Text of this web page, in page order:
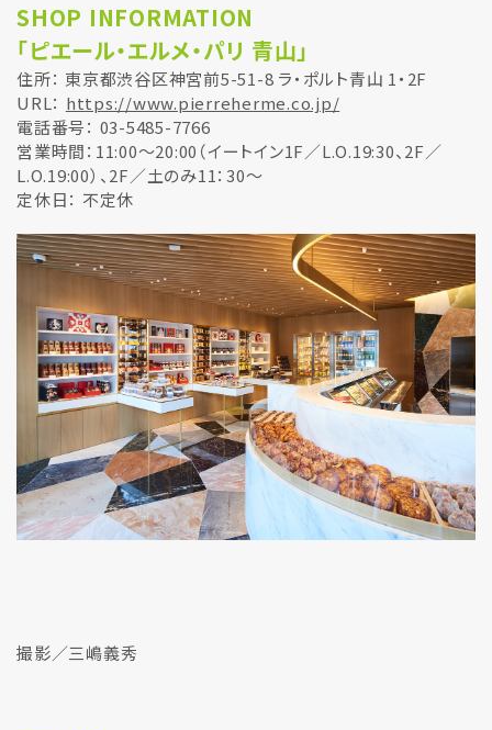
SHOP INFORMATION
「ピエール・エルメ・パリ 青山」
住所： 東京都渋谷区神宮前5-51-8 ラ・ポルト青山 1・2F
URL： https://www.pierreherme.co.jp/
電話番号： 03-5485-7766
営業時間：11:00～20:00（イートイン1F／L.O.19:30、2F／
L.O.19:00）、2F／土のみ11：30～
定休日： 不定休
撮影／三嶋義秀